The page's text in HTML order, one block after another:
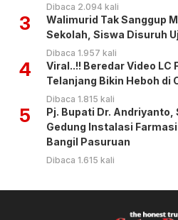
Dibaca 2.094 kali
3
Walimurid Tak Sanggup
Sekolah, Siswa Disuruh
Dibaca 1.957 kali
4
Viral..!! Beredar Video LC
Telanjang Bikin Heboh di
Dibaca 1.815 kali
5
Pj. Bupati Dr. Andriyanto,
Gedung Instalasi Farmasi
Bangil Pasuruan
Dibaca 1.615 kali